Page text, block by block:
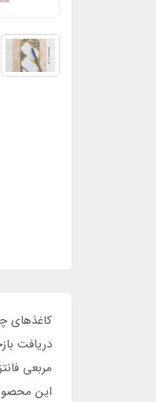
کاغذهای
مربعی
این محصول نموده است. این